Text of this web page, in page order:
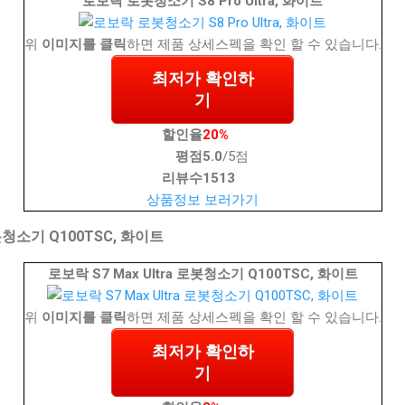
위 이미지를 클릭하면 제품 상세스펙을 확인 할 수 있습니다.
최저가 확인하
기
할인율20%
평점 5.0/5점
리뷰수1513
상품정보 보러가기
소기 Q100TSC, 화이트
로보락 S7 Max Ultra 로봇청소기 Q100TSC, 화이트
위 이미지를 클릭하면 제품 상세스펙을 확인 할 수 있습니다.
최저가 확인하
기